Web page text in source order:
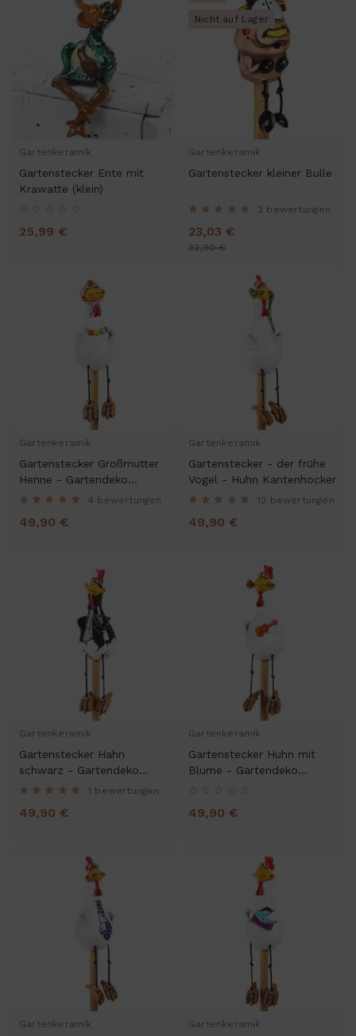
Gartenkeramik
Gartenstecker Ente mit
Krawatte (klein)
25,99 €
Gartenkeramik
Gartenstecker kleiner Bulle
2 bewertungen
23,03 €
32,90 €
Nicht auf Lager
Gartenkeramik
Gartenstecker Großmutter
Henne - Gartendeko
Kantenhocker4 bewertungen
49,90 €
Gartenkeramik
Gartenstecker - der frühe
Vogel - Huhn Kantenhocker
13 bewertungen
49,90 €
Gartenkeramik
Gartenstecker Hahn
schwarz - Gartendeko
Kantenhocker1 bewertungen
49,90 €
Gartenkeramik
Gartenstecker Huhn mit
Blume - Gartendeko
Kantenhocker
49,90 €
Gartenkeramik Gartenkeramik